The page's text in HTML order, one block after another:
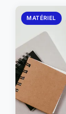
MATÉRIEL